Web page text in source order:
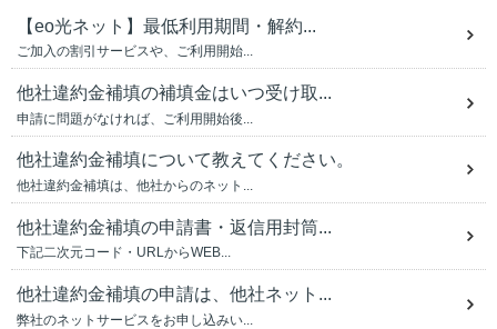
【eo光ネット】最低利用期間・解約...
ご加入の割引サービスや、ご利用開始...
他社違約金補填の補填金はいつ受け取...
申請に問題がなければ、ご利用開始後...
他社違約金補填について教えてください。
他社違約金補填は、他社からのネット...
他社違約金補填の申請書・返信用封筒...
下記二次元コード・URLからWEB...
他社違約金補填の申請は、他社ネット...
弊社のネットサービスをお申し込みい...